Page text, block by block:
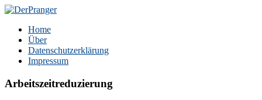
Zum
springen
DerPranger
Finanzen, Freiheit, Prangerei
Home
Über
Datenschutzerklärung
Impressum
Arbeitszeitreduzierung